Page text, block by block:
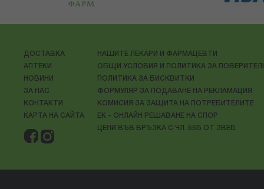
ДОСТАВКА
АПТЕКИ
НОВИНИ
ЗА НАС
КОНТАКТИ
КАРТА НА САЙТА
НАШИТЕ ЛЕКАРИ И ФАРМАЦЕВТИ
ОБЩИ УСЛОВИЯ И ПОЛИТИКА ЗА
ПОЛИТИКА ЗА БИСКВИТКИ
ФОРМУЛЯР ЗА ПОДАВАНЕ НА РЕКЛАМАЦИЯ
КОМИСИЯ ЗА ЗАЩИТА НА ПОТРЕБИТЕЛИТЕ
ЕК - ОНЛАЙН РЕШАВАНЕ НА СПОР
ЦЕНИ ВЪВ ВРЪЗКА С ЧЛ. 55Б ОТ ЗВЕБ